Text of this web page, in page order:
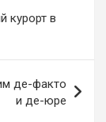
курорт в
де-факто
и де-юре